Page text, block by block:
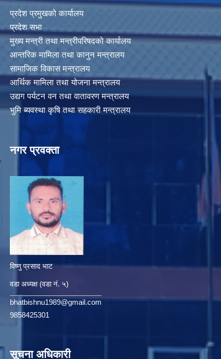
प्रदेश प्रमुखको कार्यालय
प्रदेश सभा
मुख्य मन्त्री तथा मन्त्रीपरिषदको कार्यालय
आन्तरिक मामिला तथा कानुन मन्त्रालय
सामाजिक विकास मन्त्रालय
आर्थिक मामिला तथा योजना मन्त्रालय
उद्यग पर्यटन वन तथा वातावरण मन्त्रालय
भुमि ब्यवस्था कृषि तथा सहकारी मन्त्रालय
नगर प्रवक्ता
विष्णु प्रसाद भाट
वडा अध्यक्ष (वडा नं. ५)
bhatbishnu1989@gmail.com
9858425301
सूचना अधिकारी